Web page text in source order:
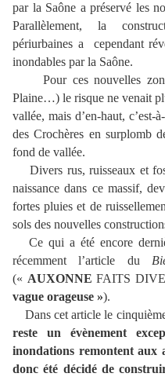
par la Saône a préservé les
Parallèlement, la
périurbaines a cependant
inondables par la Saône.
Pour ces nouvelles
Plaine…) le risque ne venait
vallée, mais d’en-haut,
des Crochères en surplomb
fond de vallée.
Divers rus, ruisseaux et
naissance dans ce massif,
fortes pluies et de
sols des nouvelles
Ce qui a été encore
récemment l’article du
(« AUXONNE FAITS
vague orageuse »).
Dans cet article le
reste un évènement
inondations remontent aux
donc été décidé de